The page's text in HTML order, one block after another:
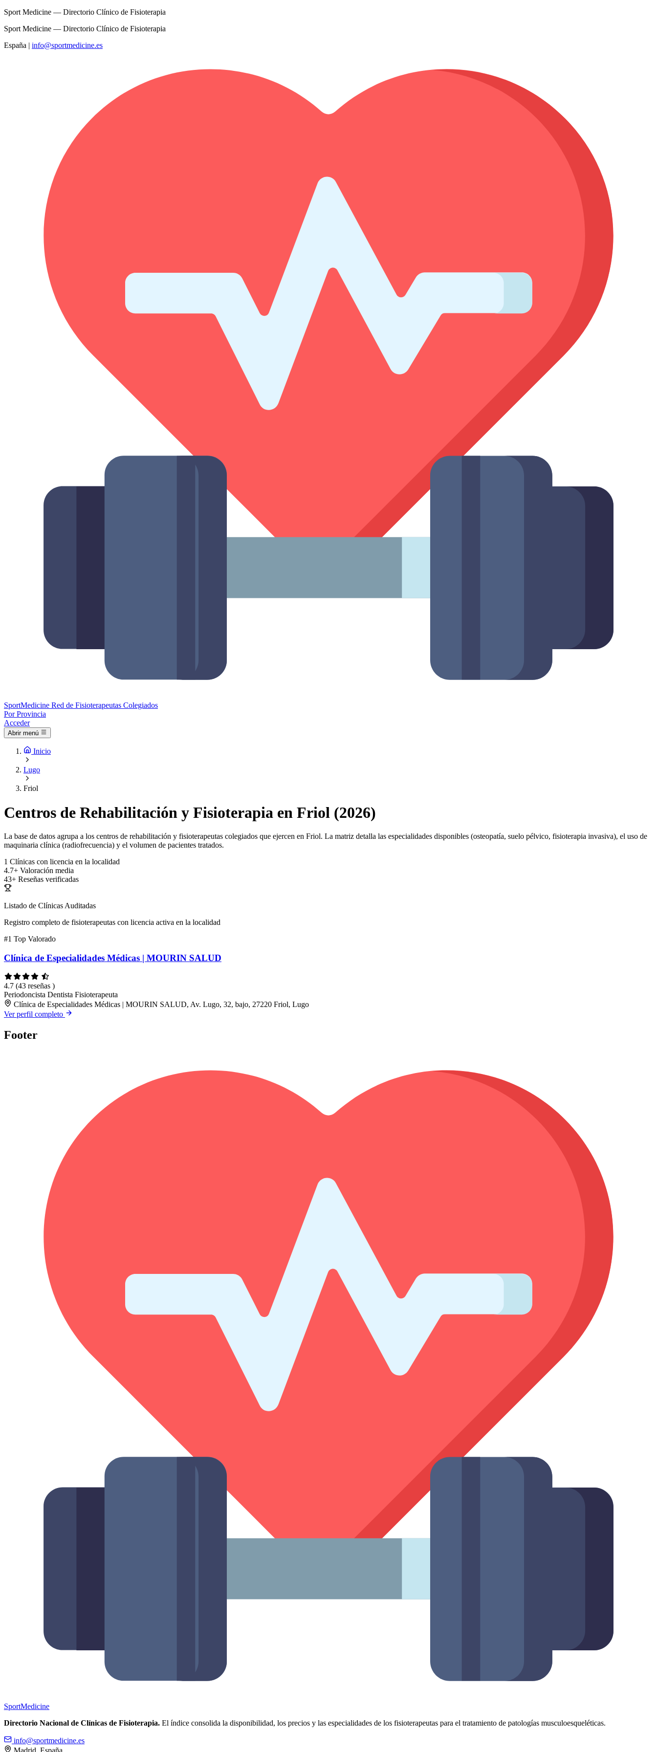
Sport Medicine — Directorio Clínico de Fisioterapia
Sport Medicine — Directorio Clínico de Fisioterapia
España | info@sportmedicine.es
SportMedicine Red de Fisioterapeutas Colegiados
Por Provincia
Acceder
Abrir menú
Inicio
Lugo
Friol
Centros de Rehabilitación y Fisioterapia en Friol (2026)
La base de datos agrupa a los centros de rehabilitación y fisioterapeutas colegiados que ejercen en Friol. La matriz detalla las especialidades disponibles (osteopatía, suelo pélvico, fisioterapia invasiva), el uso de
maquinaria clínica (radiofrecuencia) y el volumen de pacientes tratados.
1 Clínicas con licencia en la localidad
4.7+ Valoración media
43+ Reseñas verificadas
Listado de Clínicas Auditadas
Registro completo de fisioterapeutas con licencia activa en la localidad
#1 Top Valorado
Clínica de Especialidades Médicas | MOURIN SALUD
4.7 (43 reseñas )
Periodoncista Dentista Fisioterapeuta
Clínica de Especialidades Médicas | MOURIN SALUD, Av. Lugo, 32, bajo, 27220 Friol, Lugo
Ver perfil completo
Footer
SportMedicine
Directorio Nacional de Clínicas de Fisioterapia. El índice consolida la disponibilidad, los precios y las especialidades de los fisioterapeutas para el tratamiento de patologías musculoesqueléticas.
info@sportmedicine.es